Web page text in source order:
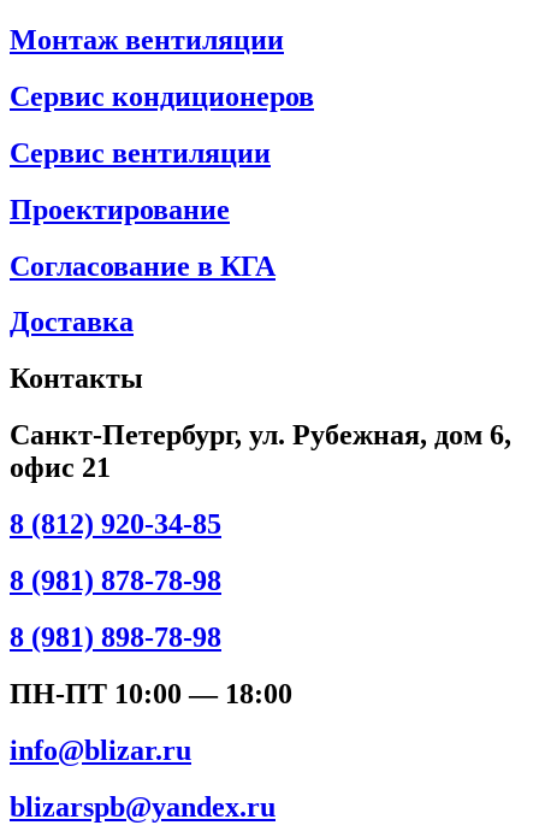
Монтаж вентиляции
Сервис кондиционеров
Сервис вентиляции
Проектирование
Согласование в КГА
Доставка
Контакты
Санкт-Петербург, ул. Рубежная, дом 6,
офис 21
8 (812) 920-34-85
8 (981) 878-78-98
8 (981) 898-78-98
ПН-ПТ 10:00 — 18:00
info@blizar.ru
blizarspb@yandex.ru